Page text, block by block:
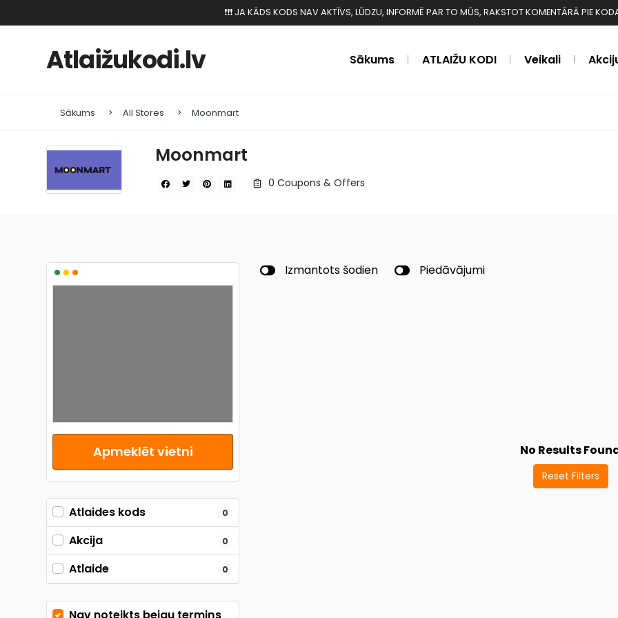
❗️❗️❗️ JA KĀDS KODS NAV AKTĪVS, LŪDZU, INFORMĒ PAR TO MŪS, RAKSTOT KOMENTĀRĀ PIE KODA
Atlaižukodi.lv Sākums ATLAIŽU KODI Veikali
Sākums All Stores Moonmart
Moonmart
0 Coupons & Offers
•••
Apmeklēt vietni
Atlaides kods 0
Akcija 0
Atlaide 0
Nav noteikts beigu termiņs
Izmantots šodien Piedāvājumi
No Results
Reset Filters